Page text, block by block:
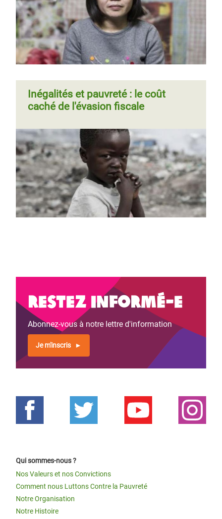
Pagination Page 1 Page
suivante
Inégalités et pauvreté : le coût
caché de l'évasion fiscale
Restez informé-e
Abonnez-vous à notre lettre d'information
Je m'inscris
Qui sommes-nous ?
Nos Valeurs et nos Convictions
Comment nous Luttons Contre la Pauvreté
Notre Organisation
Notre Histoire